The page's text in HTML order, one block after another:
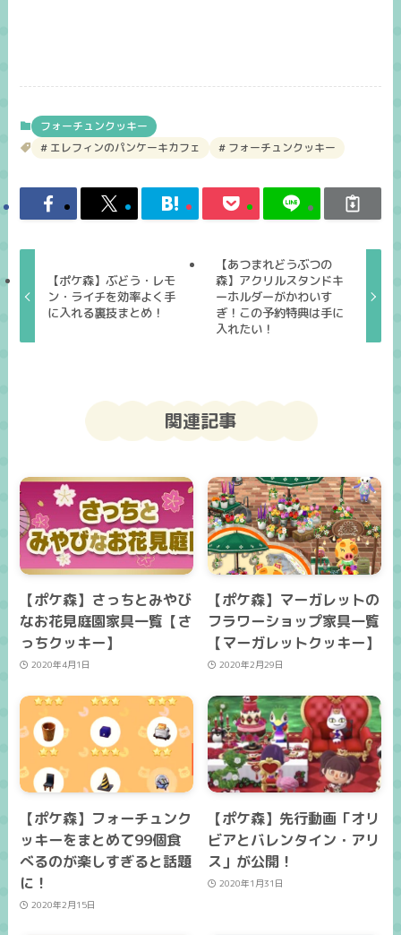
フォーチュンクッキー
エレフィンのパンケーキカフェ
フォーチュンクッキー
【ポケ森】ぶどう・レモ
ン・ライチを効率よく手
に入れる裏技まとめ！
【あつまれどうぶつの
森】アクリルスタンドキ
ーホルダーがかわいす
ぎ！この予約特典は手に
入れたい！
関連記事
【ポケ森】さっちとみやび
なお花見庭園家具一覧【さ
っちクッキー】
2020年4月1日
【ポケ森】マーガレットの
フラワーショップ家具一覧
【マーガレットクッキー】
2020年2月29日
【ポケ森】フォーチュンク
ッキーをまとめて99個食
べるのが楽しすぎると話題
に！
2020年2月15日
【ポケ森】先行動画「オリ
ビアとバレンタイン・アリ
ス」が公開！
2020年1月31日